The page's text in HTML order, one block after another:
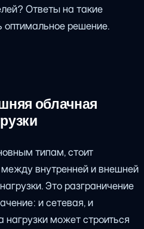
Ответы на такие
оптимальное решение.
облачная
типам, стоит
внутренней и внешней
Это разграничение
и сетевая, и
может строиться